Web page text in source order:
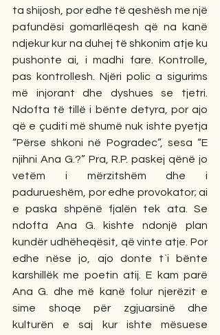
ta shijosh, por edhe të qeshësh me një
pafundësi gomarllëqesh që na kanë
ndjekur kur na duhej të shkonim atje ku
pushonte ai, i madhi fare. Kontrolle,
pas kontrollesh. Njëri polic a sigurims
më injorant dhe dyshues se tjetri.
Ndofta të tillë i bënte detyra, por ajo
që e çuditi më shumë nuk ishte pyetja
“Përse shkoni në Pogradec”, sesa “E
njihni Ana G.?” Pra, R.P. paskej qënë jo
vetëm i mërzitshëm dhe i
padurueshëm, por edhe provokator; ai
e paska shpënë fjalën tek ata. Se
ndofta Ana G. kishte ndonjë plan
kundër udhëheqësit, që vinte atje. Por
edhe nëse jo, ajo donte t`i bënte
karshillëk me poetin atij. E kam parë
Ana G. dhe më kanë folur njerëzit e
sime shoqe për zgjuarsinë dhe
kulturën e saj kur ishte mësuese